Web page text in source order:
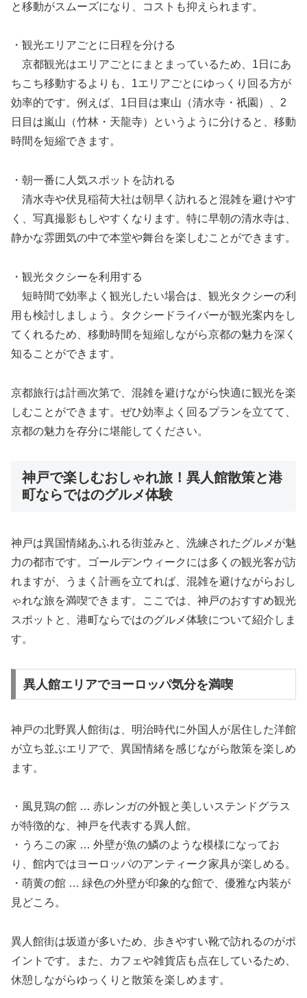
と移動がスムーズになり、コストも抑えられます。
・観光エリアごとに日程を分ける
京都観光はエリアごとにまとまっているため、1日にあ
ちこち移動するよりも、1エリアごとにゆっくり回る方が
効率的です。例えば、1日目は東山（清水寺・祇園）、2
日目は嵐山（竹林・天龍寺）というように分けると、移動
時間を短縮できます。
・朝一番に人気スポットを訪れる
清水寺や伏見稲荷大社は朝早く訪れると混雑を避けやす
く、写真撮影もしやすくなります。特に早朝の清水寺は、
静かな雰囲気の中で本堂や舞台を楽しむことができます。
・観光タクシーを利用する
短時間で効率よく観光したい場合は、観光タクシーの利
用も検討しましょう。タクシードライバーが観光案内をし
てくれるため、移動時間を短縮しながら京都の魅力を深く
知ることができます。
京都旅行は計画次第で、混雑を避けながら快適に観光を楽
しむことができます。ぜひ効率よく回るプランを立てて、
京都の魅力を存分に堪能してください。
神戸で楽しむおしゃれ旅！異人館散策と港
町ならではのグルメ体験
神戸は異国情緒あふれる街並みと、洗練されたグルメが魅
力の都市です。ゴールデンウィークには多くの観光客が訪
れますが、うまく計画を立てれば、混雑を避けながらおし
ゃれな旅を満喫できます。ここでは、神戸のおすすめ観光
スポットと、港町ならではのグルメ体験について紹介しま
す。
異人館エリアでヨーロッパ気分を満喫
神戸の北野異人館街は、明治時代に外国人が居住した洋館
が立ち並ぶエリアで、異国情緒を感じながら散策を楽しめ
ます。
・風見鶏の館 … 赤レンガの外観と美しいステンドグラス
が特徴的な、神戸を代表する異人館。
・うろこの家 … 外壁が魚の鱗のような模様になってお
り、館内ではヨーロッパのアンティーク家具が楽しめる。
・萌黄の館 … 緑色の外壁が印象的な館で、優雅な内装が
見どころ。
異人館街は坂道が多いため、歩きやすい靴で訪れるのがポ
イントです。また、カフェや雑貨店も点在しているため、
休憩しながらゆっくりと散策を楽しめます。